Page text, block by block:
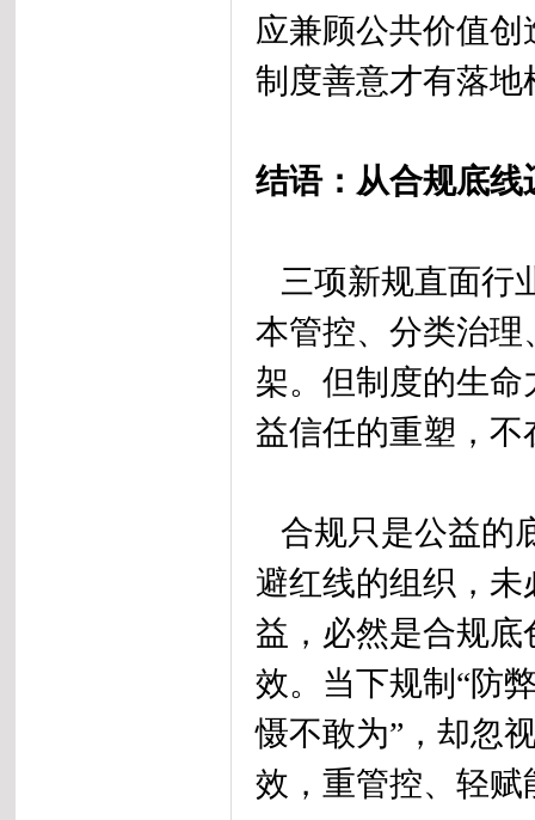
应兼顾公共价值
制度善意才有落地
结语：从合规底
三项新规直面行
本管控、分类治
架。但制度的生
益信任的重塑，
合规只是公益的
避红线的组织，
益，必然是合规
效。当下规制“防
慑不敢为”，却忽
效，重管控、轻